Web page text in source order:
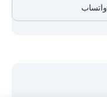
واتساب